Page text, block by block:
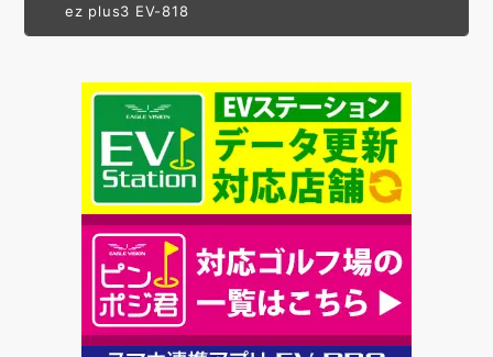
ez plus3 EV-818